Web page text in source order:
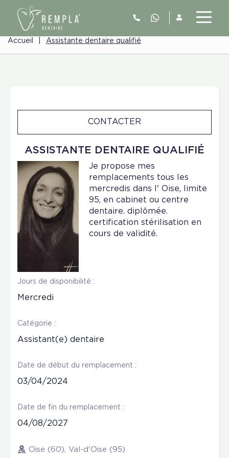
Accueil Assistante dentaire qualifié
ASSISTANTE DENTAIRE QUALIFIÉ
CONTACTER
Je propose mes
remplacements tous les
mercredis dans l' Oise, limite
95, en cabinet ou centre
dentaire. diplômée.
certification stérilisation en
cours de validité.
Jours de disponibilité :
Mercredi
Catégorie :
Assistant(e) dentaire
Date de début du remplacement :
03/04/2024
Date de fin du remplacement :
04/08/2027
Oise (60), Val-d'Oise (95)